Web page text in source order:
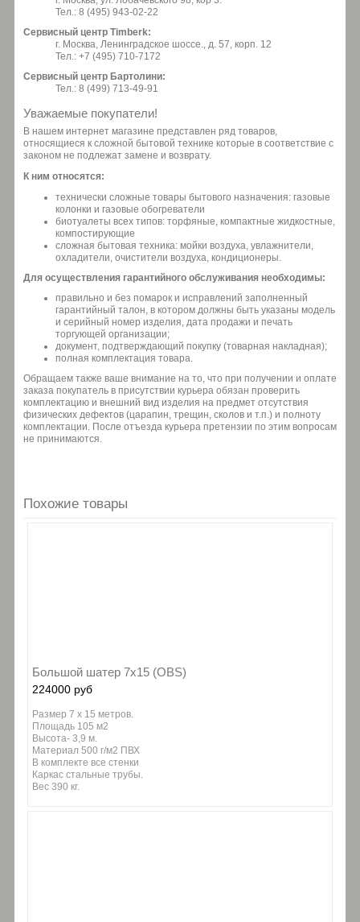
Тел.: 8 (495) 943-02-22
Сервисный центр Timberk:
г. Москва, Ленинградское шоссе., д. 57, корп. 12
Тел.: +7 (495) 710-7172
Сервисный центр Бартолини:
Тел.: 8 (499) 713-49-91
Уважаемые покупатели!
В нашем интернет магазине представлен ряд товаров,
относящиеся к сложной бытовой технике которые в соответствие с
законом не подлежат замене и возврату.
К ним относятся:
технически сложные товары бытового назначения: газовые
колонки и газовые обогреватели
биотуалеты всех типов: торфяные, компактные жидкостные,
компостирующие
сложная бытовая техника: мойки воздуха, увлажнители,
охладители, очистители воздуха, кондиционеры.
Для осуществления гарантийного обслуживания необходимы:
правильно и без помарок и исправлений заполненный
гарантийный талон, в котором должны быть указаны модель
и серийный номер изделия, дата продажи и печать
торгующей организации;
документ, подтверждающий покупку (товарная накладная);
полная комплектация товара.
Обращаем также ваше внимание на то, что при получении и оплате
заказа покупатель в присутствии курьера обязан проверить
комплектацию и внешний вид изделия на предмет отсутствия
физических дефектов (царапин, трещин, сколов и т.п.) и полноту
комплектации. После отъезда курьера претензии по этим вопросам
не принимаются.
Похожие товары
Большой шатер 7х15 (OBS)
224000 руб
Размер 7 х 15 метров.
Площадь 105 м2
Высота- 3,9 м.
Материал 500 г/м2 ПВХ
В комплекте все стенки
Каркас стальные трубы.
Вес 390 кг.